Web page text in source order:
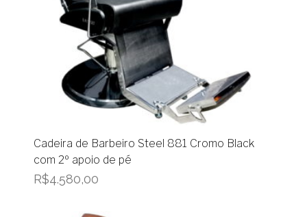
Cadeira de Barbeiro Steel 881 Cromo Black
com 2º apoio de pé
R$4.580,00